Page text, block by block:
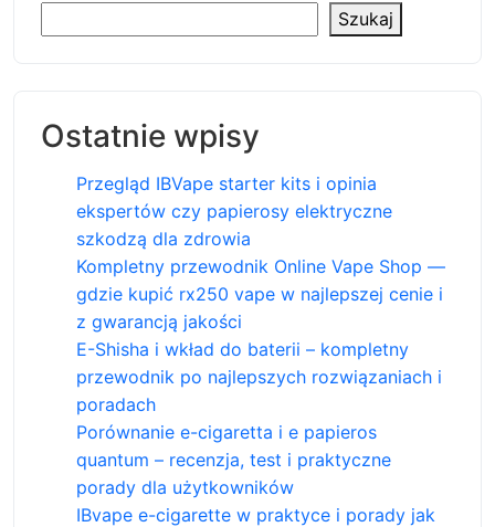
Szukaj
Ostatnie wpisy
Przegląd IBVape starter kits i opinia
ekspertów czy papierosy elektryczne
szkodzą dla zdrowia
Kompletny przewodnik Online Vape Shop —
gdzie kupić rx250 vape w najlepszej cenie i
z gwarancją jakości
E-Shisha i wkład do baterii – kompletny
przewodnik po najlepszych rozwiązaniach i
poradach
Porównanie e-cigaretta i e papieros
quantum – recenzja, test i praktyczne
porady dla użytkowników
IBvape e-cigarette w praktyce i porady jak